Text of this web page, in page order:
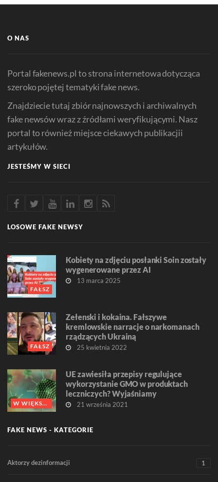
O NAS
Portal fakenews.pl to strona internetowa dotycząca
szeroko pojętej tematyki fake news.
Znajdziecie tutaj zbiór najnowszych i archiwalnych
fake newsów wraz z źródłami weryfikującymi. Nasz
portal to również miejsce ciekawych publikacjii
artykułów.
JESTEŚMY W SIECI
LOSOWE FAKE NEWSY
FAŁSZ
Kobiety na zdjęciu posłanki Soin zostały
wygenerowane przez AI
13 marca 2025
FAŁSZ
Zełenski i kokaina. Fałszywe
kremlowskie narracje o narkomanach
rządzących Ukrainą
25 kwietnia 2022
W WIĘKSZOŚCI FAŁSZ
UE zawiesiła przepisy regulujące
wykorzystanie GMO w produktach
leczniczych? Wyjaśniamy
21 września 2021
FAKE NEWS - KATEGORIE
Aktorzy dezinformacji 1